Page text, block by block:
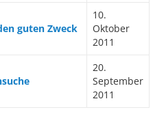
guten Zweck
10.
Oktober
2011
20.
September
2011